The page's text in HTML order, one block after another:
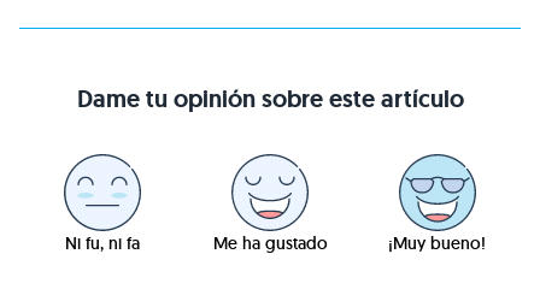
Dame tu opinión sobre este artículo
Ni fu, ni fa Me ha gustado ¡Muy bueno!